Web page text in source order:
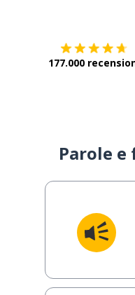
177.000
Parole